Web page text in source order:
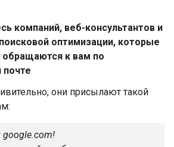
компаний, веб-консультантов и
оптимизации, которые
к вам по
почте
они присылают такой